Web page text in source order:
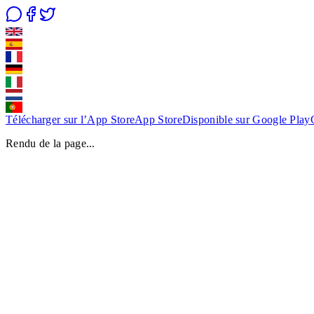
Télécharger sur l’App StoreApp StoreDisponible sur Google Play
Rendu de la page...